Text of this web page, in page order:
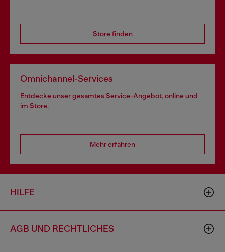
Store finden
Omnichannel-Services
Entdecke unser gesamtes Service-Angebot, online und
im Store.
Mehr erfahren
HILFE
AGB UND RECHTLICHES